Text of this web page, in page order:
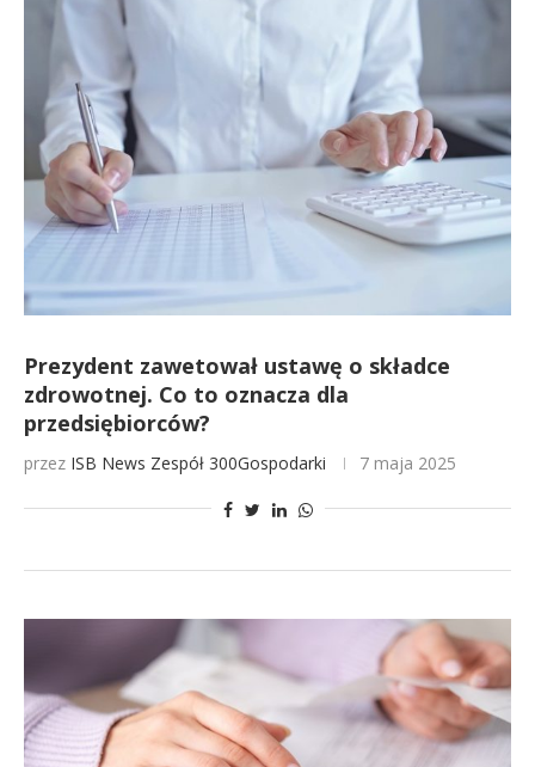
Prezydent zawetował ustawę o składce
zdrowotnej. Co to oznacza dla
przedsiębiorców?
przez ISB News Zespół 300Gospodarki 7 maja 2025